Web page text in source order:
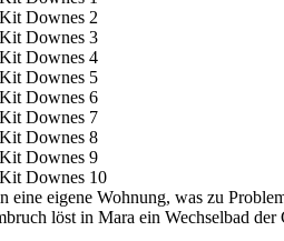
eine eigene Wohnung, was zu
löst in Mara ein Wechselbad